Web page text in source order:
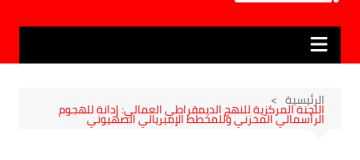
الرئيسية
اللجنة المركزية للنهج الديمقراطي العمالي: إدانة للهجوم
الرأسمالي المخزني وللمخطط الإمبريالي الصهيوني